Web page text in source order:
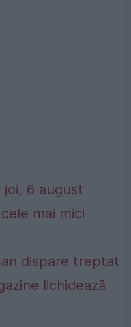
6 august
mai mici
dispare treptat
lichidează